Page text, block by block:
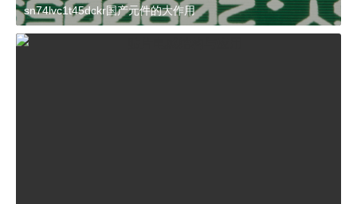
sn74lvc1t45dckr国产元件的大作用
2024-03-27 15:23:21 杂谈